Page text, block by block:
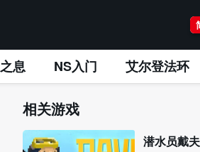
息 NS入门 艾尔登法环
相关游戏
潜水员戴夫